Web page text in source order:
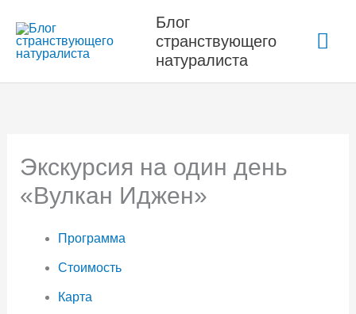
содержимому
Блог
странствующего
натуралиста
Экскурсия на один день
«Вулкан Иджен»
Программа
Стоимость
Карта